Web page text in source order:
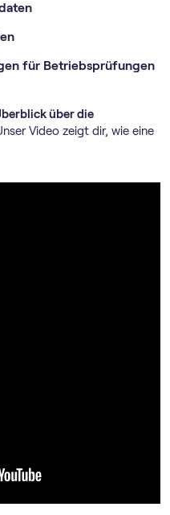
für Betriebsprüfungen
über die
Video zeigt dir, wie eine